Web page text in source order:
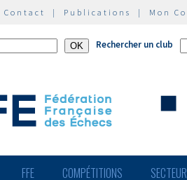
Contact | Publications | Mon
Rechercher un club
FFE COMPÉTITIONS